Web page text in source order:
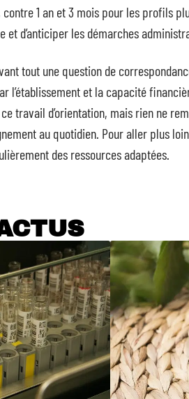
1 an et 3 mois pour les profils
et d’anticiper les démarches
tout une question de
l’établissement et la capacité
travail d’orientation, mais rien ne
au quotidien. Pour aller plus
des ressources adaptées.